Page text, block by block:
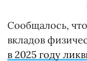
Сообщалось,
вкладов
в 2025 году